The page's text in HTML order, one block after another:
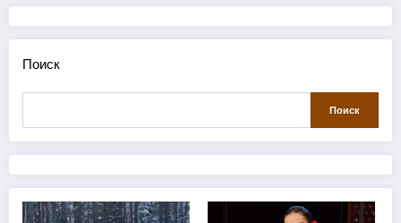
Поиск
Поиск